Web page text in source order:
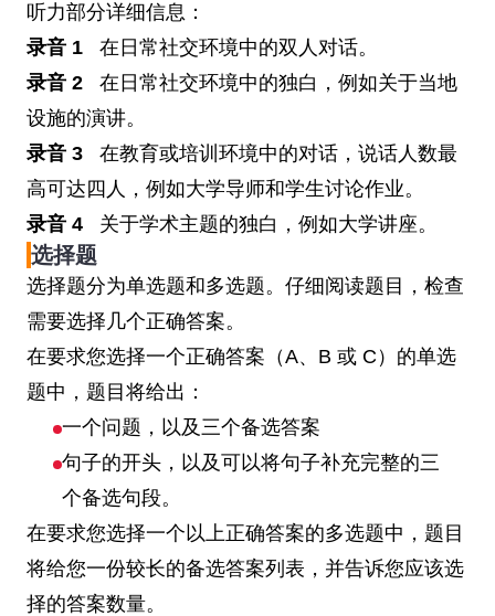
听力部分详细信息：
录音 1
在日常社交环境中的双人对话。
录音 2
在日常社交环境中的独白，例如关于当地
设施的演讲。
录音 3
在教育或培训环境中的对话，说话人数最
高可达四人，例如大学导师和学生讨论作业。
录音 4
关于学术主题的独白，例如大学讲座。
选择题
选择题分为单选题和多选题。仔细阅读题目，检查
需要选择几个正确答案。
在要求您选择一个正确答案（A、B 或 C）的单选
题中，题目将给出：
一个问题，以及三个备选答案
句子的开头，以及可以将句子补充完整的三
个备选句段。
在要求您选择一个以上正确答案的多选题中，题目
将给您一份较长的备选答案列表，并告诉您应该选
择的答案数量。